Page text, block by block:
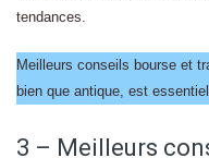
tendances.
Meilleurs conseils bourse et
bien que antique, est
3 – Meilleurs